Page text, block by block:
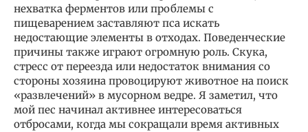
нехватка ферментов или проблемы с
пищеварением заставляют пса искать
недостающие элементы в отходах. Поведенческие
причины также играют огромную роль. Скука,
стресс от переезда или недостаток внимания со
стороны хозяина провоцируют животное на поиск
«развлечений» в мусорном ведре. Я заметил, что
мой пес начинал активнее интересоваться
отбросами, когда мы сокращали время активных